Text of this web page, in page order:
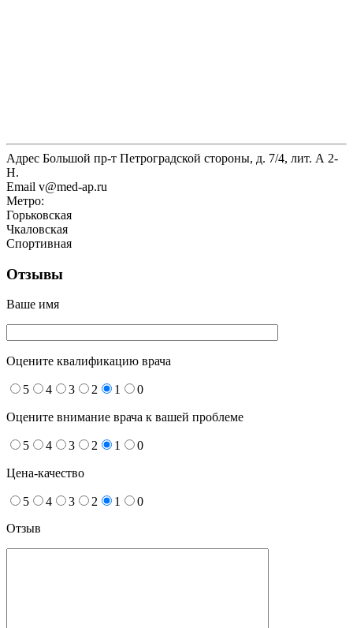
Адрес Большой пр-т Петроградской стороны, д. 7/4, лит. А 2-
Н.
Email v@med-ap.ru
Метро:
Горьковская
Чкаловская
Спортивная
Отзывы
Ваше имя
Оцените квалификацию врача
5 4 3 2 1 0
Оцените внимание врача к вашей проблеме
5 4 3 2 1 0
Цена-качество
5 4 3 2 1
0
Отзыв